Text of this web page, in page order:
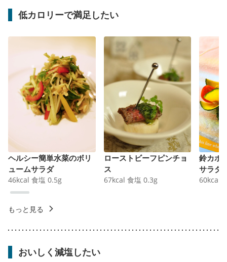
低カロリーで満足したい
ヘルシー簡単水菜のボリ
ュームサラダ
46kcal 食塩 0.5g
ローストビーフピンチョ
ス
67kcal 食塩 0.3g
鈴カボ
サラダ
60kcal
もっと見る
おいしく減塩したい